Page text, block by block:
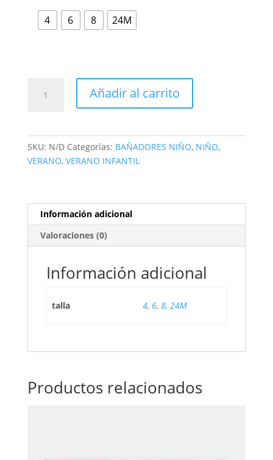
4 6 8 24M
Añadir al carrito
SKU: N/D Categorías: BAÑADORES NIÑO, NIÑO,
VERANO, VERANO INFANTIL
Información adicional
Valoraciones (0)
Información adicional
talla 4, 6, 8, 24M
Productos relacionados